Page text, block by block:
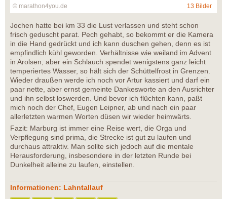
© marathon4you.de 13 Bilder
Jochen hatte bei km 33 die Lust verlassen und steht schon
frisch geduscht parat. Pech gehabt, so bekommt er die Kamera
in die Hand gedrückt und ich kann duschen gehen, denn es ist
empfindlich kühl geworden. Verhältnisse wie weiland im Advent
in Arolsen, aber ein Schlauch spendet wenigstens ganz leicht
temperiertes Wasser, so hält sich der Schüttelfrost in Grenzen.
Wieder draußen werde ich noch vor Artur kassiert und darf ein
paar nette, aber ernst gemeinte Dankesworte an den Ausrichter
und ihn selbst loswerden. Und bevor ich flüchten kann, paßt
mich noch der Chef, Eugen Leipner, ab und nach ein paar
allerletzten warmen Worten düsen wir wieder heimwärts.
Fazit: Marburg ist immer eine Reise wert, die Orga und
Verpflegung sind prima, die Strecke ist gut zu laufen und
durchaus attraktiv. Man sollte sich jedoch auf die mentale
Herausforderung, insbesondere in der letzten Runde bei
Dunkelheit alleine zu laufen, einstellen.
Informationen: Lahntallauf